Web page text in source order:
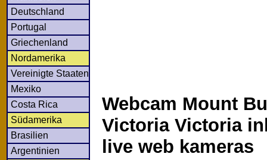
Deutschland
Portugal
Griechenland
Nordamerika
Vereinigte Staaten
Mexiko
Costa Rica
Südamerika
Brasilien
Argentinien
Webcam Mount
Victoria Victoria
live web kameras